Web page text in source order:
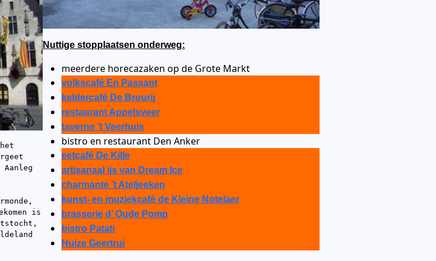
is
Nuttige stopplaatsen onderweg:
meerdere horecazaken op de Grote Markt
volkscafé En Passant
keldercafé De Brourij
restaurant Appelsveer
taverne ’t Veerhuis
bistro en restaurant Den Anker
eetcafé De Kille
artisanaal ijs van Dream Ice
charmante ’t Ateljeeken
kunst- en muziekcafé de Kleine Notelaer
brasserie d’ Oude Pomp
bistro Patati
Huize Geertrui